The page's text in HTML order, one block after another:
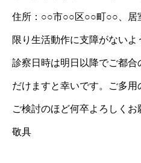
住所：○○市○○区○○町○○、居
限り生活動作に支障がないよ
診察日時は明日以降でご都
だけますと幸いです。ご多用
ご検討のほど何卒よろしくお
敬具